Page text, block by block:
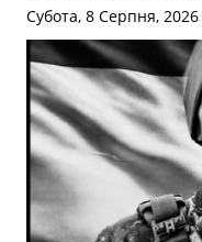
Субота, 8 Серпня, 2026